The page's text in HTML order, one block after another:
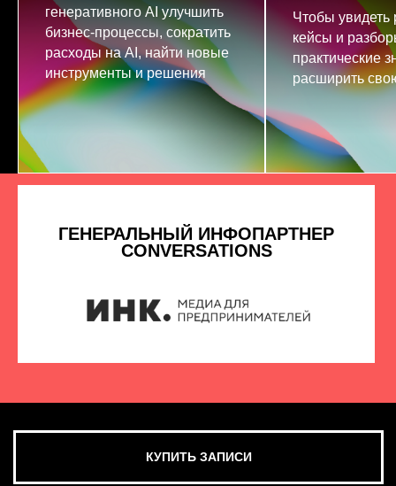
генеративного AI улучшить
бизнес-процессы, сократить
расходы на AI, найти новые
инструменты и решения
Чтобы увидеть
кейсы и
практические
расширить